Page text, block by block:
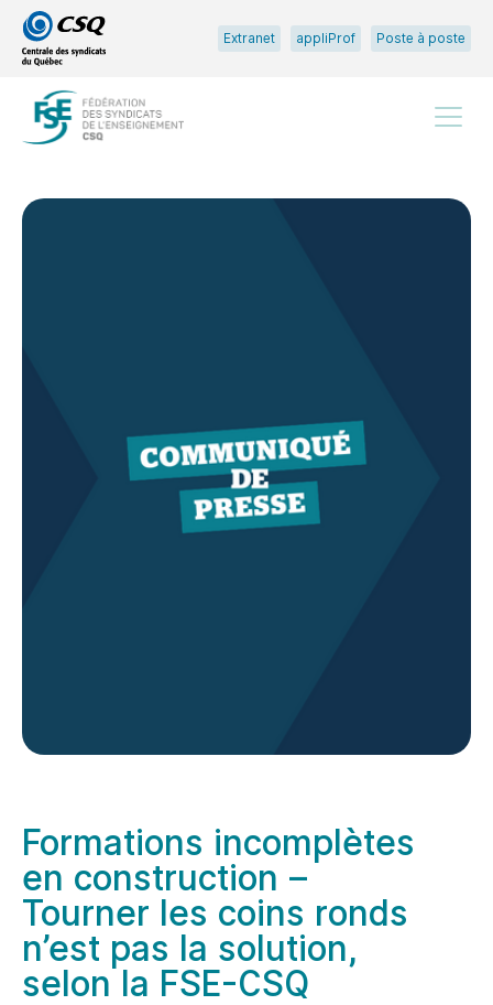
Passer
au
menu
principal
Passer
au
contenu
Extranet appliProf Poste à poste
Formations incomplètes
en construction –
Tourner les coins ronds
n’est pas la solution,
selon la FSE-CSQ